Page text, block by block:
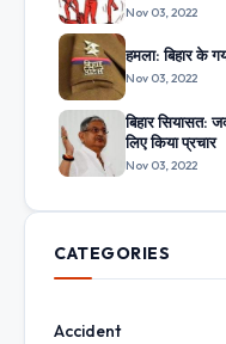
Nov 03, 2022
हमला: बिहार के
Nov 03, 2022
बिहार सियासत:
लिए किया प्रचार
Nov 03, 2022
CATEGORIES
Accident